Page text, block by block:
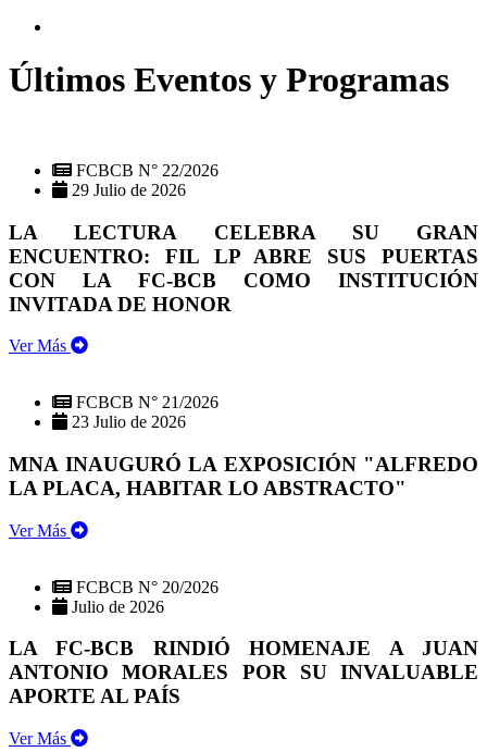
Últimos Eventos y Programas
FCBCB N° 22/2026
29 Julio de 2026
LA LECTURA CELEBRA SU GRAN
ENCUENTRO: FIL LP ABRE SUS PUERTAS
CON LA FC-BCB COMO INSTITUCIÓN
INVITADA DE HONOR
Ver Más
FCBCB N° 21/2026
23 Julio de 2026
MNA INAUGURÓ LA EXPOSICIÓN "ALFREDO
LA PLACA, HABITAR LO ABSTRACTO"
Ver Más
FCBCB N° 20/2026
Julio de 2026
LA FC-BCB RINDIÓ HOMENAJE A JUAN
ANTONIO MORALES POR SU INVALUABLE
APORTE AL PAÍS
Ver Más